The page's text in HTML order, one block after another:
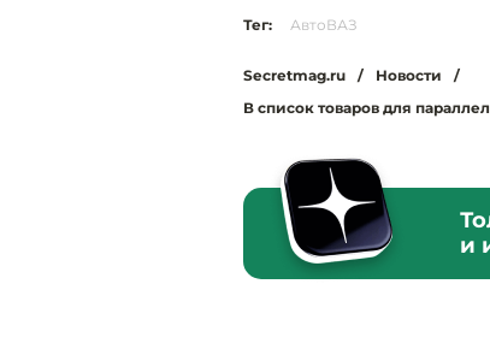
Тег: АвтоВАЗ
Secretmag.ru / Новости
/
В список товаров для
и